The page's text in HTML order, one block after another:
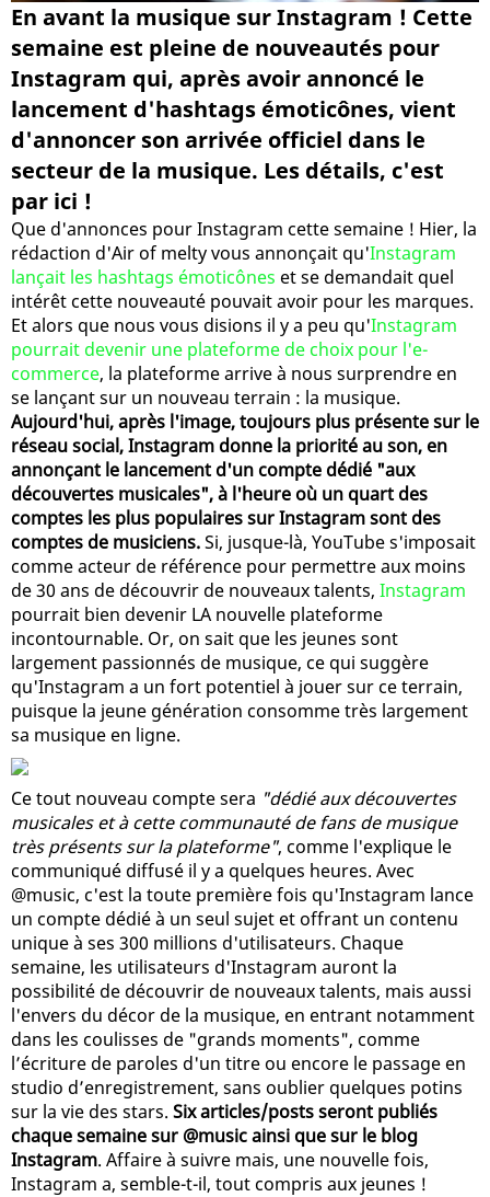
En avant la musique sur Instagram ! Cette
semaine est pleine de nouveautés pour
Instagram qui, après avoir annoncé le
lancement d'hashtags émoticônes, vient
d'annoncer son arrivée officiel dans le
secteur de la musique. Les détails, c'est
par ici !
Que d'annonces pour Instagram cette semaine ! Hier, la
rédaction d'Air of melty vous annonçait qu'Instagram
lançait les hashtags émoticônes et se demandait quel
intérêt cette nouveauté pouvait avoir pour les marques.
Et alors que nous vous disions il y a peu qu'Instagram
pourrait devenir une plateforme de choix pour l'e-
commerce, la plateforme arrive à nous surprendre en
se lançant sur un nouveau terrain : la musique.
Aujourd'hui, après l'image, toujours plus présente sur le
réseau social, Instagram donne la priorité au son, en
annonçant le lancement d'un compte dédié "aux
découvertes musicales", à l'heure où un quart des
comptes les plus populaires sur Instagram sont des
comptes de musiciens.Si, jusque-là, YouTube s'imposait
comme acteur de référence pour permettre aux moins
de 30 ans de découvrir de nouveaux talents, Instagram
pourrait bien devenir LA nouvelle plateforme
incontournable. Or, on sait que les jeunes sont
largement passionnés de musique, ce qui suggère
qu'Instagram a un fort potentiel à jouer sur ce terrain,
puisque la jeune génération consomme très largement
sa musique en ligne.
Ce tout nouveau compte sera "dédié aux découvertes
musicales et à cette communauté de fans de musique
très présents sur la plateforme", comme l'explique le
communiqué diffusé il y a quelques heures. Avec
@music, c'est la toute première fois qu'Instagram lance
un compte dédié à un seul sujet et offrant un contenu
unique à ses 300 millions d'utilisateurs. Chaque
semaine, les utilisateurs d'Instagram auront la
possibilité de découvrir de nouveaux talents, mais aussi
l'envers du décor de la musique, en entrant notamment
dans les coulisses de "grands moments", comme
l’écriture de paroles d'un titre ou encore le passage en
studio d’enregistrement, sans oublier quelques potins
sur la vie des stars. Six articles/posts seront publiés
chaque semaine sur @music ainsi que sur le blog
Instagram. Affaire à suivre mais, une nouvelle fois,
Instagram a, semble-t-il, tout compris aux jeunes !